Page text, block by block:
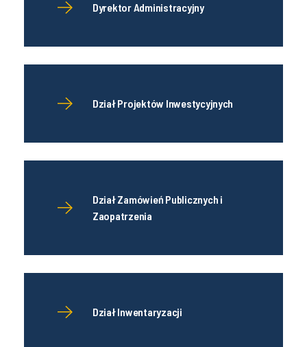
Dyrektor Administracyjny
Dział Projektów Inwestycyjnych
Dział Zamówień Publicznych i
Zaopatrzenia
Dział Inwentaryzacji